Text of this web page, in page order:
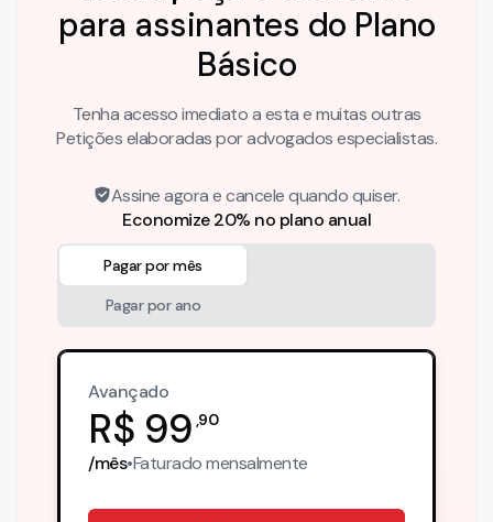
para assinantes do Plano
Básico
Tenha acesso imediato a esta e muitas outras
Petições elaboradas por advogados especialistas.
Assine agora e cancele quando quiser.
Economize 20% no plano anual
Pagar por mês
Pagar por ano
Avançado
R$ 99 ,90
/mês•Faturadomensalmente